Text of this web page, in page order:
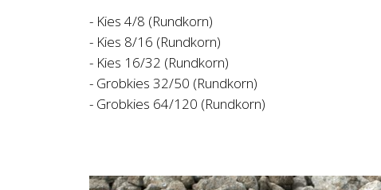
- Kies 4/8 (Rundkorn)
- Kies 8/16 (Rundkorn)
- Kies 16/32 (Rundkorn)
- Grobkies 32/50 (Rundkorn)
- Grobkies 64/120 (Rundkorn)